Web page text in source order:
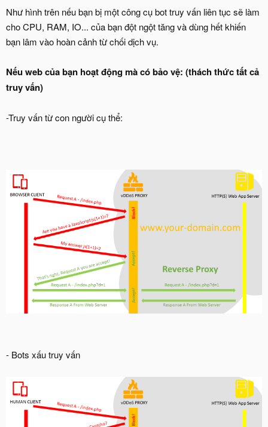
Như hình trên nếu bạn bị một công cụ bot truy vấn liên tục sẽ làm
cho CPU, RAM, IO... của bạn đột ngột tăng và dùng hết khiến
bạn lâm vào hoàn cảnh từ chối dịch vụ.
Nếu web của bạn hoạt động mà có bảo vệ: (thách thức tất cả
truy vấn)
-Truy vấn từ con người cụ thể:
- Bots xấu truy vấn